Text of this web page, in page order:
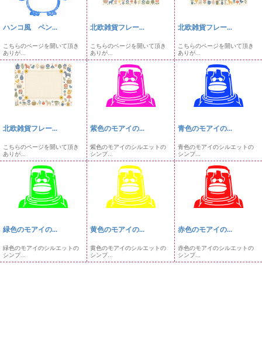
ハンコ風 ペン...
こちらのページを開いて頂き
ありが...
北欧雑貨フレー...
こちらのページを開いて頂き
ありが...
北欧雑貨フレー...
こちらのページを開いて頂き
ありが...
北欧雑貨フレー...
こちらのページを開いて頂き
ありが...
紫色のモアイの...
紫色のモアイのシルエットの
シンプ...
青色のモアイの...
青色のモアイのシルエットの
シンプ...
緑色のモアイの...
緑色のモアイのシルエットの
シンプ...
黄色のモアイの...
黄色のモアイのシルエットの
シンプ...
赤色のモアイの...
赤色のモアイのシルエットの
シンプ...